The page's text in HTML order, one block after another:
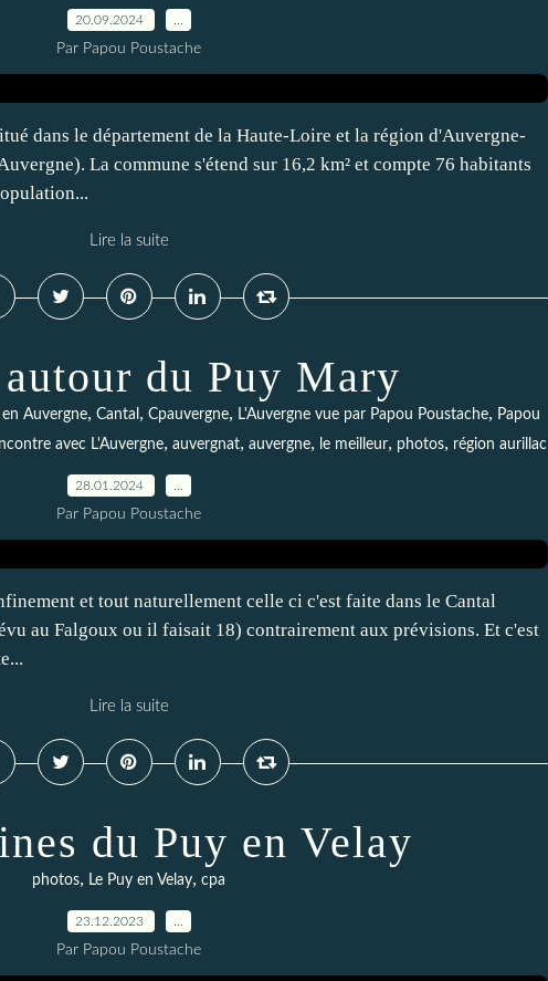
20.09.2024
Par Papou Poustache
dans le département de la Haute-Loire et la région d'Auvergne-
La commune s'étend sur 16,2 km² et compte 76 habitants
Lire la suite
du Puy Mary
en Auvergne, Cantal , Cpauvergne, L'Auvergne vue par Papou Poustache, Papou
avec L'Auvergne, auvergnat, auvergne, le meilleur, photos, région aurillac
28.01.2024
Par Papou Poustache
et tout naturellement celle ci c'est faite dans le Cantal
au Falgoux ou il faisait 18) contrairement aux prévisions. Et c'est
Lire la suite
du Puy en Velay
photos, Le Puy en Velay, cpa
23.12.2023
Par Papou Poustache